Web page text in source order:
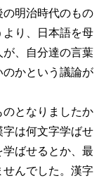
明治時代のもの
り、日本語を母
、自分達の言葉
のかという議論が
のとなりましたか
字は何文字学ばせ
学ばせるとか、最
んでした。漢字